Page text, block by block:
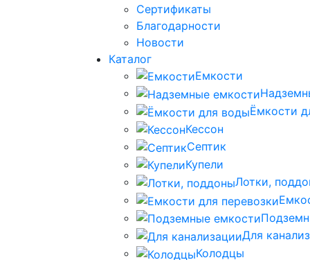
Сертификаты
Благодарности
Новости
Каталог
Емкости
Ёмкости
Кессон
Септик
Купели
Лотки,
Для
Колодцы